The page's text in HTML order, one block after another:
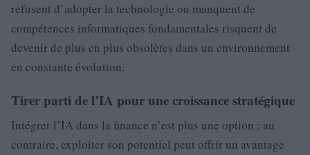
refusent d’adopter la technologie ou manquent de
compétences informatiques fondamentales risquent de
devenir de plus en plus obsolètes dans un environnement
en constante évolution.
Tirer parti de l’IA pour une croissance stratégique
Intégrer l’IA dans la finance n’est plus une option ; au
contraire, exploiter son potentiel peut offrir un avantage